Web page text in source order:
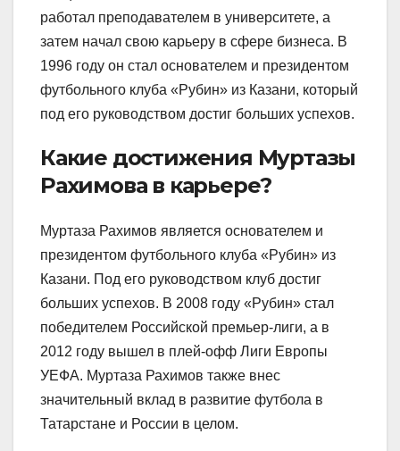
работал преподавателем в университете, а
затем начал свою карьеру в сфере бизнеса. В
1996 году он стал основателем и президентом
футбольного клуба «Рубин» из Казани, который
под его руководством достиг больших успехов.
Какие достижения Муртазы
Рахимова в карьере?
Муртаза Рахимов является основателем и
президентом футбольного клуба «Рубин» из
Казани. Под его руководством клуб достиг
больших успехов. В 2008 году «Рубин» стал
победителем Российской премьер-лиги, а в
2012 году вышел в плей-офф Лиги Европы
УЕФА. Муртаза Рахимов также внес
значительный вклад в развитие футбола в
Татарстане и России в целом.